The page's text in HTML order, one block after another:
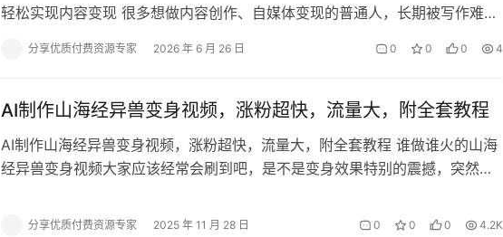
轻松实现内容变现 很多想做内容创作、自媒体变现的普通人，长期被写作难题
分享优质付费资源专家 2026 年 6 月 26 日 0 0 0 4
AI制作山海经异兽变身视频，涨粉超快，流量大，附全套教程
AI制作山海经异兽变身视频，涨粉超快，流量大，附全套教程 谁做谁火的山海
经异兽变身视频大家应该经常会刷到吧，是不是变身效果特别的震撼，突然的
分享优质付费资源专家 2025 年 11 月 28 日 0 0 0 4.2K